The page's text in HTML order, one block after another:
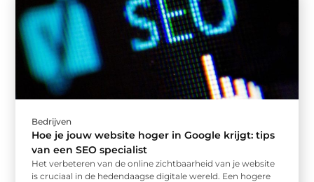
Bedrijven
Hoe je jouw website hoger in Google krijgt: tips
van een SEO specialist
Het verbeteren van de online zichtbaarheid van je website
is cruciaal in de hedendaagse digitale wereld. Een hogere